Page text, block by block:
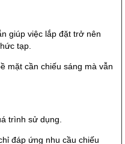
giúp việc lắp đặt trở nên
tạp.
mặt cần chiếu sáng mà vẫn
trình sử dụng.
đáp ứng nhu cầu chiếu